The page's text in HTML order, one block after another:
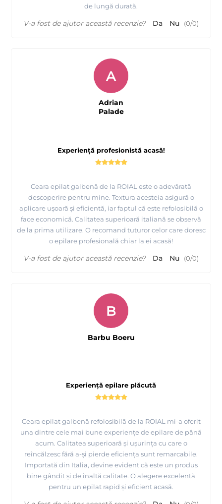
de lungă durată.
V-a fost de ajutor această recenzie? Da Nu (0/0)
Experiență profesionistă acasă!
Ceara epilat galbenă de la ROIAL este o adevărată
descoperire pentru mine. Textura acesteia asigură o
aplicare ușoară și eficientă, iar faptul că este refolosibilă o
face economică. Calitatea superioară italiană se observă
de la prima utilizare. O recomand tuturor celor care doresc
o epilare profesională chiar la ei acasă!
A
Adrian
Palade
V-a fost de ajutor această recenzie? Da Nu (0/0)
Experiență epilare plăcută
Ceara epilat galbenă refolosibilă de la ROIAL mi-a oferit
una dintre cele mai bune experiențe de epilare de până
acum. Calitatea superioară și ușurința cu care o
reîncălzesc fără a-și pierde eficiența sunt remarcabile.
Importată din Italia, devine evident că este un produs
bine gândit și de înaltă calitate. O alegere excelentă
pentru un epilat rapid și eficient acasă.
B
Barbu Boeru